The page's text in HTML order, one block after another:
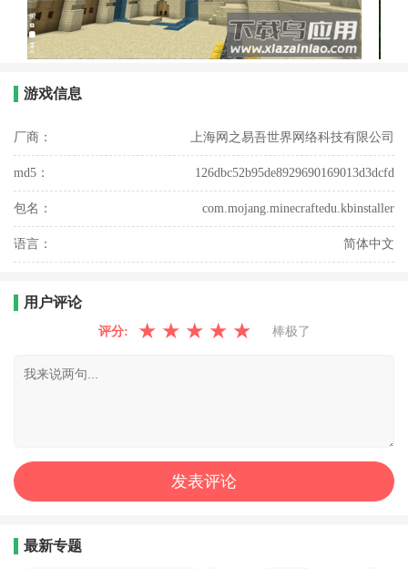
游戏信息
厂商： 上海网之易吾世界网络科技有限公司
md5： 126dbc52b95de8929690169013d3dcfd
包名： com.mojang.minecraftedu.kbinstaller
语言： 简体中文
用户评论
评分: ★ ★ ★ ★ ★ 棒极了
最新专题